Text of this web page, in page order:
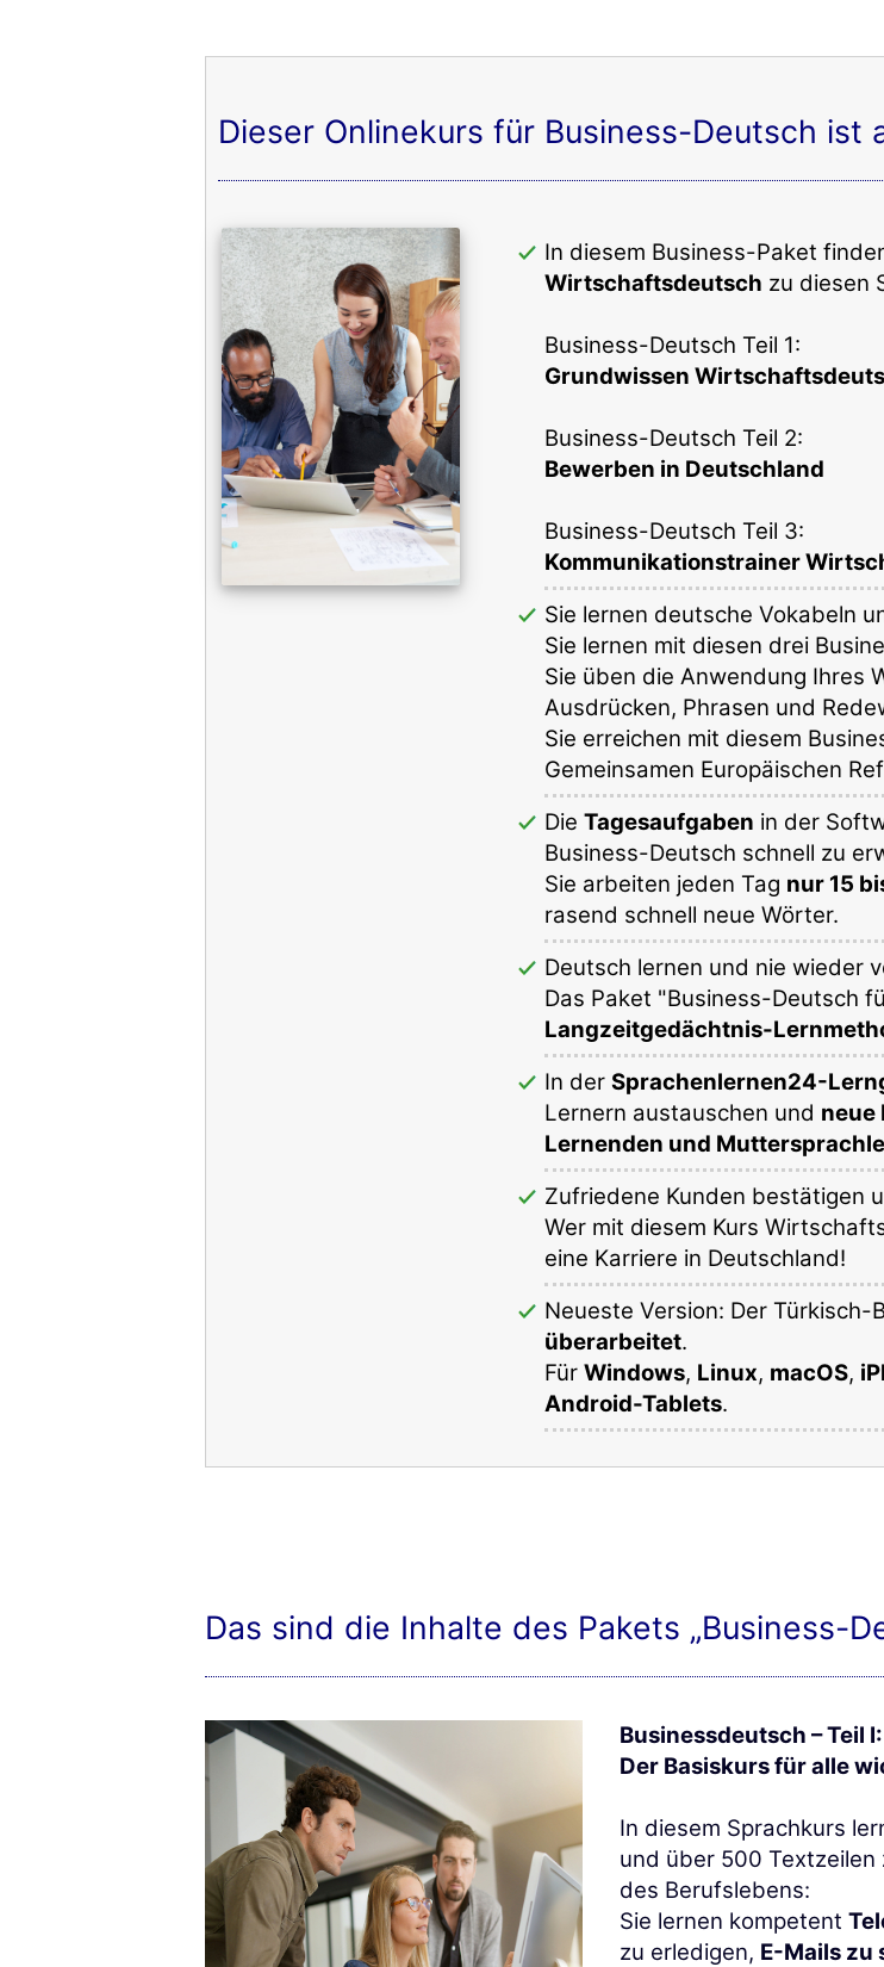
Dieser Onlinekurs für Business-Deutsch ist
In diesem Business-Paket
Wirtschaftsdeutsch zu diesen
Business-Deutsch Teil 1:
Grundwissen
Business-Deutsch Teil 2:
Bewerben in Deutschland
Business-Deutsch Teil 3:
Kommunikationstrainer
Sie lernen deutsche Vokabeln
Sie lernen mit diesen drei
Sie üben die Anwendung Ihres
Ausdrücken, Phrasen und
Sie erreichen mit diesem
Gemeinsamen Europäischen
Die Tagesaufgaben in der
Business-Deutsch schnell zu
Sie arbeiten jeden Tag nur 15
rasend schnell neue Wörter.
Deutsch lernen und nie wieder
Das Paket "Business-Deutsch
Langzeitgedächtnis-
In der Sprachenlernen24-
Lernern austauschen und neue
Lernenden und
Zufriedene Kunden bestätigen
Wer mit diesem Kurs
eine Karriere in Deutschland!
Neueste Version: Der Türkisch-
überarbeitet.
Für Windows, Linux, macOS,
Android-Tablets.
Das sind die Inhalte des Pakets „Business-
Businessdeutsch – Teil I:
Der Basiskurs für alle
In diesem Sprachkurs
und über 500
des Berufslebens:
Sie lernen kompetent
zu erledigen, E-Mails zu